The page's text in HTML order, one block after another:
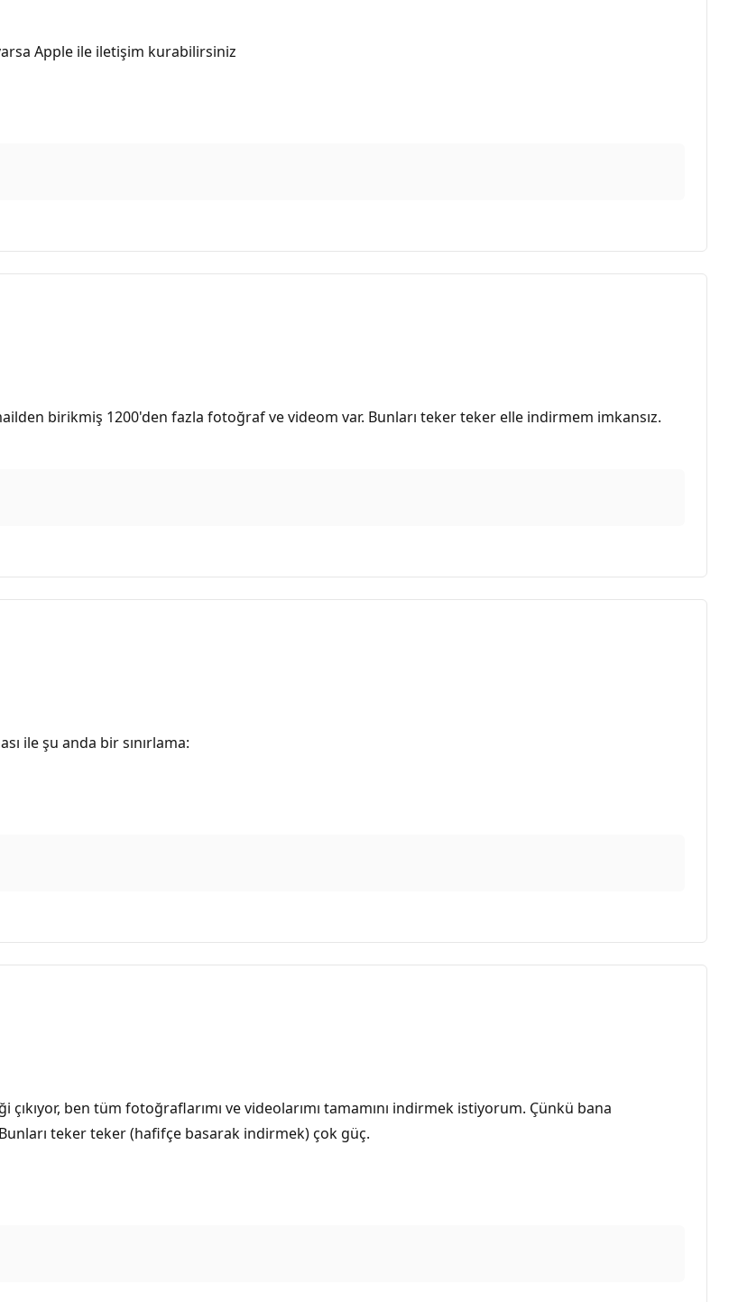
Apple ile iletişim kurabilirsiniz
birikmiş 1200'den fazla fotoğraf ve videom var. Bunları teker teker elle indirmem imkansız.
ile şu anda bir sınırlama:
ben tüm fotoğraflarımı ve videolarımı tamamını indirmek istiyorum. Çünkü bana
teker teker (hafifçe basarak indirmek) çok güç.